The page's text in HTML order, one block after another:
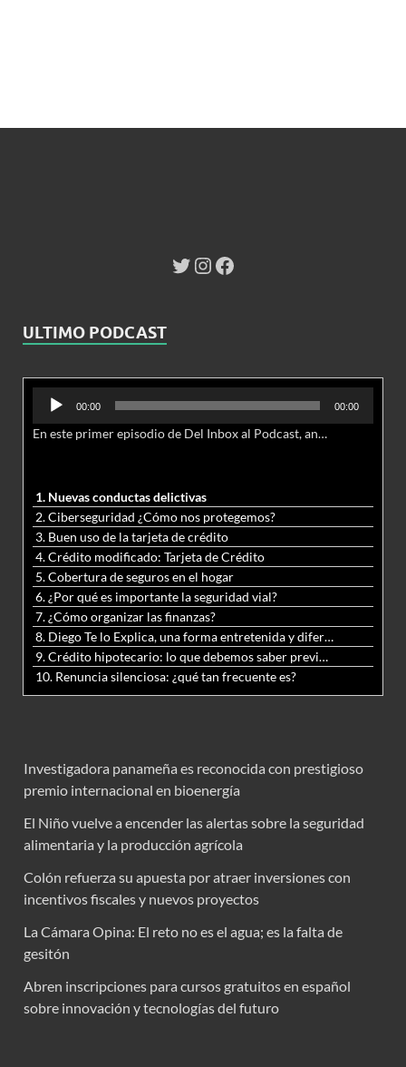
ULTIMO PODCAST
Reproductor
audio
00:00 00:00
En este primer episodio de Del Inbox al Podcast, analizamos junto al abogado Jonathan Brown las nuevas conductas delictivas cibernéticas y la necesidad de hacer modificaciones al Código Penal.
1. Nuevas conductas delictivas
2. Ciberseguridad ¿Cómo nos protegemos?
3. Buen uso de la tarjeta de crédito
4. Crédito modificado: Tarjeta de Crédito
5. Cobertura de seguros en el hogar
6. ¿Por qué es importante la seguridad vial?
7. ¿Cómo organizar las finanzas?
8. Diego Te lo Explica, una forma entretenida y diferente de aprender matemáticas y ciencias
9. Crédito hipotecario: lo que debemos saber previo a adquirir nuestra vivienda
10. Renuncia silenciosa: ¿qué tan frecuente es?
Investigadora panameña es reconocida con prestigioso
premio internacional en bioenergía
El Niño vuelve a encender las alertas sobre la seguridad
alimentaria y la producción agrícola
Colón refuerza su apuesta por atraer inversiones con
incentivos fiscales y nuevos proyectos
La Cámara Opina: El reto no es el agua; es la falta de
gesitón
Abren inscripciones para cursos gratuitos en español
sobre innovación y tecnologías del futuro